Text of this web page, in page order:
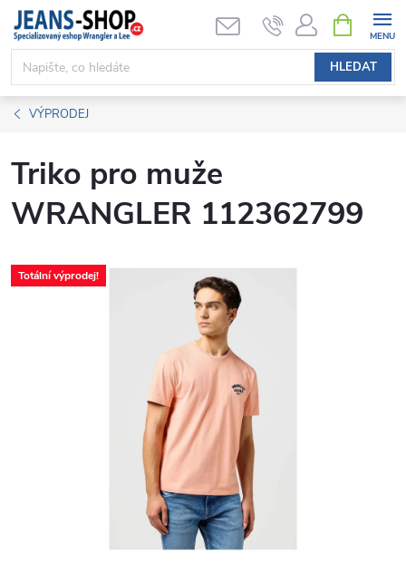
Přejít
obsah
HLEDAT
NÁKUPNÍ
KOŠÍK
VÝPRODEJ
Triko pro muže
WRANGLER 112362799
Totální výprodej!